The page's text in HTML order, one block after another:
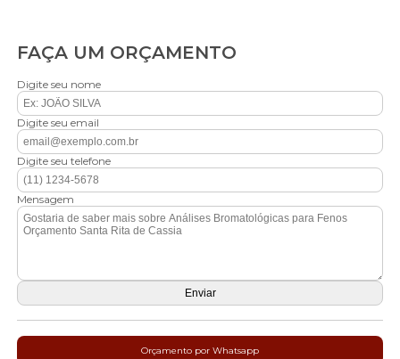
FAÇA UM ORÇAMENTO
Digite seu nome
Digite seu email
Digite seu telefone
Mensagem
Orçamento por Whatsapp